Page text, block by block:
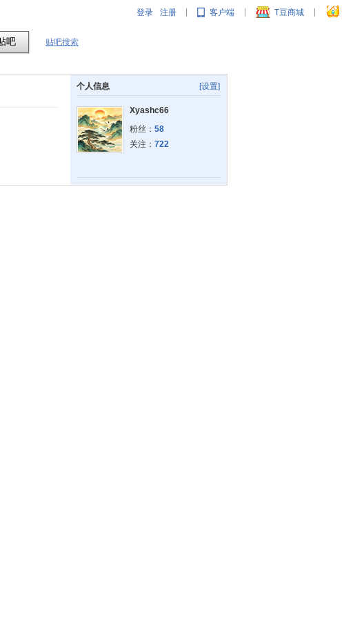
登录 注册 | 客户端 | T豆商城 |
贴吧搜索
[设置]
个人信息
Xyashc66
粉丝： 58
关注： 722